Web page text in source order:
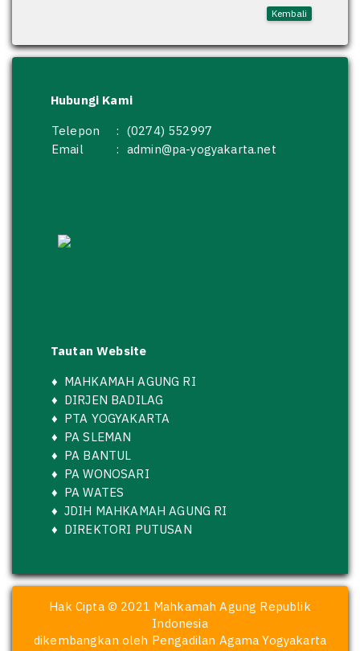
Kembali
Hubungi Kami
Telepon
: (0274) 552997
Email
: admin@pa-yogyakarta.net
Tautan Website
♦ MAHKAMAH AGUNG RI
♦ DIRJEN BADILAG
♦ PTA YOGYAKARTA
♦ PA SLEMAN
♦ PA BANTUL
♦ PA WONOSARI
♦ PA WATES
♦ JDIH MAHKAMAH AGUNG RI
♦ DIREKTORI PUTUSAN
Hak Cipta © 2021 Mahkamah Agung Republik
Indonesia
dikembangkan oleh Pengadilan Agama Yogyakarta